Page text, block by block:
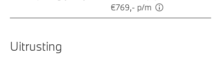
€769,- p/m
Uitrusting